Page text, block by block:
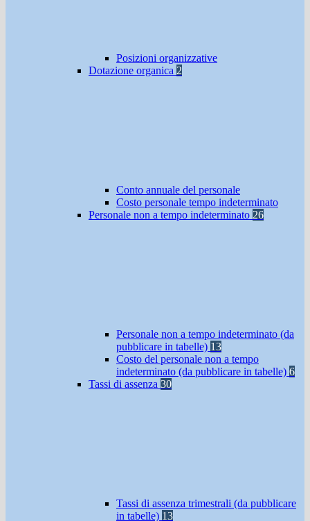
Posizioni organizzative
Dotazione organica 2
Conto annuale del personale
Costo personale tempo indeterminato
Personale non a tempo indeterminato 26
Personale non a tempo indeterminato (da
pubblicare in tabelle) 13
Costo del personale non a tempo
indeterminato (da pubblicare in tabelle) 6
Tassi di assenza 30
Tassi di assenza trimestrali (da pubblicare
in tabelle) 13